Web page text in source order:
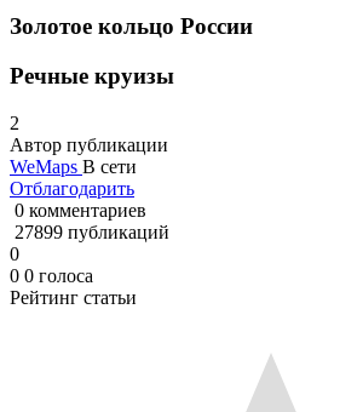
Золотое кольцо России
Речные круизы
2
Автор публикации
WeMaps В сети
Отблагодарить
0 комментариев
27899 публикаций
0
0 0 голоса
Рейтинг статьи